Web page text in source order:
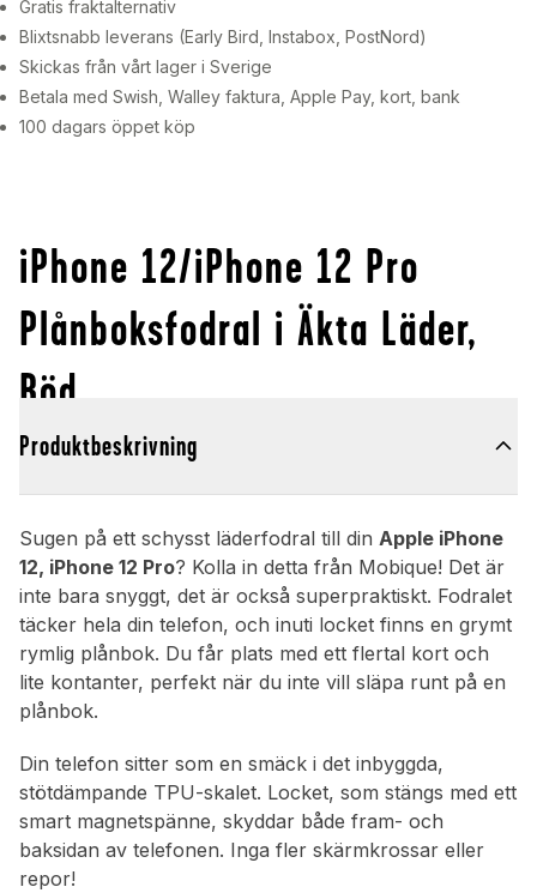
Gratis fraktalternativ
Blixtsnabb leverans (Early Bird, Instabox, PostNord)
Skickas från vårt lager i Sverige
Betala med Swish, Walley faktura, Apple Pay, kort, bank
100 dagars öppet köp
iPhone 12/iPhone 12 Pro
Plånboksfodral i Äkta Läder,
Röd
Produktbeskrivning
Sugen på ett schysst läderfodral till din Apple iPhone
12, iPhone 12 Pro? Kolla in detta från Mobique! Det är
inte bara snyggt, det är också superpraktiskt. Fodralet
täcker hela din telefon, och inuti locket finns en grymt
rymlig plånbok. Du får plats med ett flertal kort och
lite kontanter, perfekt när du inte vill släpa runt på en
plånbok.
Din telefon sitter som en smäck i det inbyggda,
stötdämpande TPU-skalet. Locket, som stängs med ett
smart magnetspänne, skyddar både fram- och
baksidan av telefonen. Inga fler skärmkrossar eller
repor!